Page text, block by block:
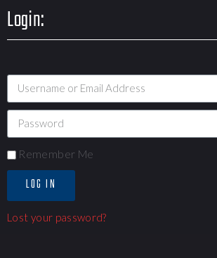
Login:
Remember Me
LOG IN
Lost your password?